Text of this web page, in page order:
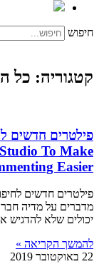
חיפוש
קטגוריה: כל
To Make
Easier
מדברים על מדיה
יכולים שלא להדגיש
להמשך הקריאה »
22 באוקטובר 2019